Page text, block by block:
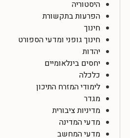
היסטוריה
הפרעות בתקשורת
חינוך
חינוך גופני ומדעי הספורט
יהדות
יחסים בינלאומיים
כלכלה
לימודי המזרח התיכון
מגדר
מדיניות ציבורית
מדעי המדינה
מדעי המחשב